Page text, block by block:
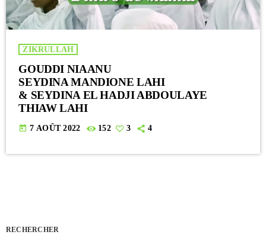
ZIKRULLAH
GOUDDI NIAANU
SEYDINA MANDIONE LAHI
& SEYDINA EL HADJI ABDOULAYE
THIAW LAHI
today 7 AOÛT 2022 152 3 4
RECHERCHER